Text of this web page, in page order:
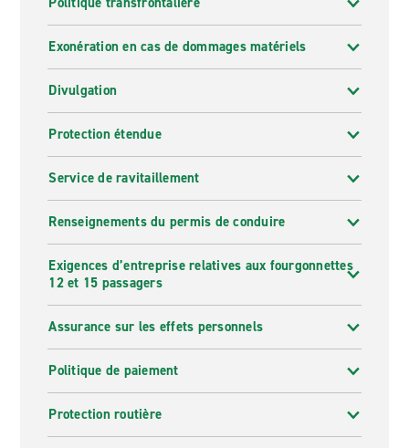
Exonération en cas de dommages matériels
Divulgation
Protection étendue
Service de ravitaillement
Renseignements du permis de conduire
Exigences d’entreprise relatives aux fourgonnettes
12 et 15 passagers
Assurance sur les effets personnels
Politique de paiement
Protection routière